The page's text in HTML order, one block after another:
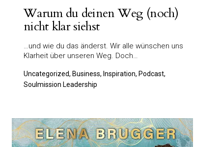
Warum du deinen Weg (noch)
nicht klar siehst
…und wie du das änderst. Wir alle wünschen uns
Klarheit über unseren Weg. Doch…
Uncategorized, Business, Inspiration, Podcast,
Soulmission Leadership